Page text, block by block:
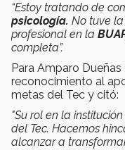
“Estoy tratando de
psicología. No tuve
profesional en la
completa”.
Para Amparo
reconocimiento al
metas del Tec y citó:
"Su rol en la
del Tec. Hacemos
alcanzar a